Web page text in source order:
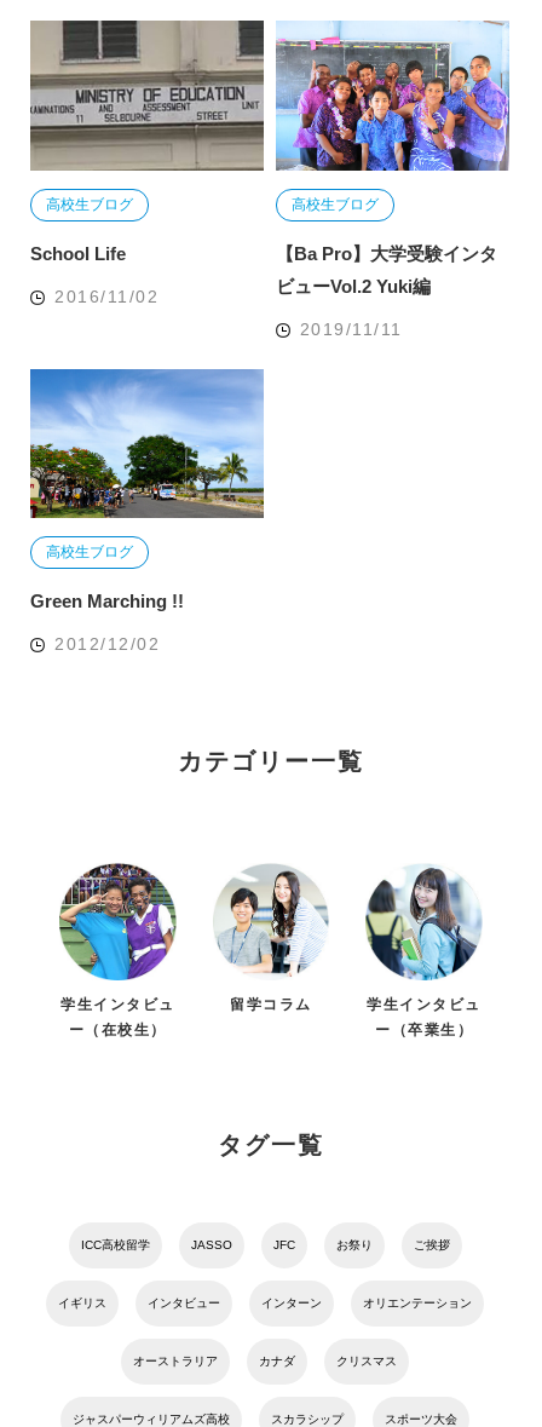
高校生ブログ
School Life
2016/11/02
高校生ブログ
【Ba Pro】大学受験インタ
ビューVol.2 Yuki編
2019/11/11
高校生ブログ
Green Marching !!
2012/12/02
カテゴリー一覧
学生インタビュ
ー（在校生）
留学コラム
学生インタビュ
ー（卒業生）
タグ一覧
ICC高校留学 JASSO JFC お祭り ご挨拶
イギリス インタビュー インターン オリエンテーション
オーストラリア カナダ クリスマス
ジャスパーウィリアムズ高校 スカラシップ スポーツ大会